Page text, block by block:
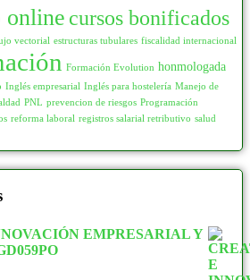
online cursos bonificados
vectorial estructuras tubulares fiscalidad internacional
Formación Evolution honmologada
Inglés empresarial Inglés para hostelería Manejo de
PNL prevencion de riesgos Programación
reforma laboral registros salarial retributivo salud
EMPRESARIAL Y